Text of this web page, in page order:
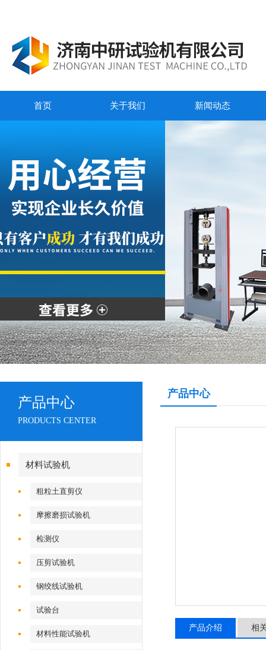
首页 关于我们 新闻动态
产品中心
PRODUCTS CENTER
材料试验机
粗粒土直剪仪
摩擦磨损试验机
检测仪
压剪试验机
钢绞线试验机
试验台
材料性能试验机
产品中心
产品介绍 相